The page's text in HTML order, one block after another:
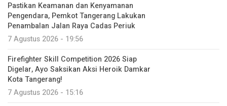
Pastikan Keamanan dan Kenyamanan
Pengendara, Pemkot Tangerang Lakukan
Penambalan Jalan Raya Cadas Periuk
7 Agustus 2026 - 19:56
Firefighter Skill Competition 2026 Siap
Digelar, Ayo Saksikan Aksi Heroik Damkar
Kota Tangerang!
7 Agustus 2026 - 15:16